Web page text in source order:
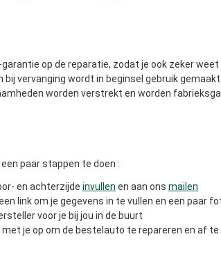
garantie op de reparatie, zodat je ook zeker
vervanging wordt in beginsel gebruik
worden verstrekt en worden
paar stappen te doen :
en achterzijde invullen en aan ons mailen
link om je gegevens in te vullen en een paar
voor je bij jou in de buurt
je op om de bestelauto te repareren en af